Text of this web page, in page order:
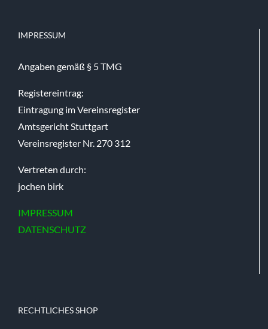
IMPRESSUM
Angaben gemäß § 5 TMG
Registereintrag:
Eintragung im Vereinsregister
Amtsgericht Stuttgart
Vereinsregister Nr. 270 312
Vertreten durch:
jochen birk
IMPRESSUM
DATENSCHUTZ
RECHTLICHES SHOP